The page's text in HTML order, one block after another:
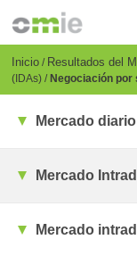
principal
Breadcrumb
Inicio Resultados del
(IDAs) Negociación por
Mercado diario
Mercado
Mercado